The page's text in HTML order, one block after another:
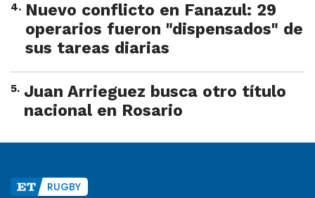
4. Nuevo conflicto en Fanazul: 29
operarios fueron "dispensados" de
sus tareas diarias
5. Juan Arrieguez busca otro título
nacional en Rosario
RUGBY